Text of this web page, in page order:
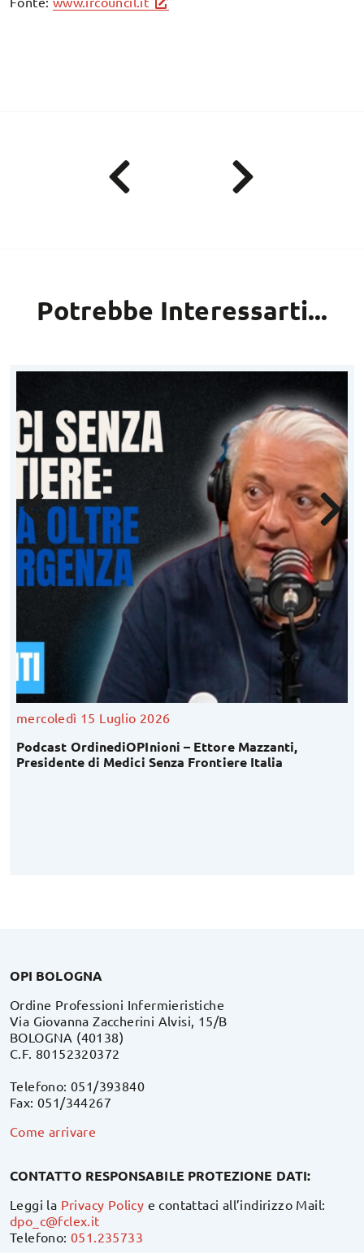
Potrebbe Interessarti...
mercoledì 15 Luglio 2026
Podcast OrdinediOPInioni – Ettore Mazzanti,
Presidente di Medici Senza Frontiere Italia
OPI BOLOGNA
Ordine Professioni Infermieristiche
Via Giovanna Zaccherini Alvisi, 15/B
BOLOGNA (40138)
C.F. 80152320372
Telefono: 051/393840
Fax: 051/344267
Come arrivare
CONTATTO RESPONSABILE PROTEZIONE DATI:
Leggi la Privacy Policy e contattaci all’indirizzo Mail:
dpo_c@fclex.it
Telefono:051.235733